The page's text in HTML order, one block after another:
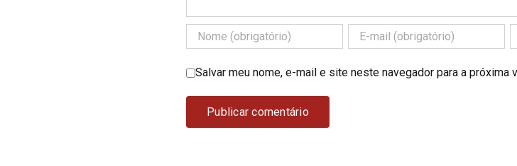
Salvar meu nome, e-mail e site neste navegador para a próxima